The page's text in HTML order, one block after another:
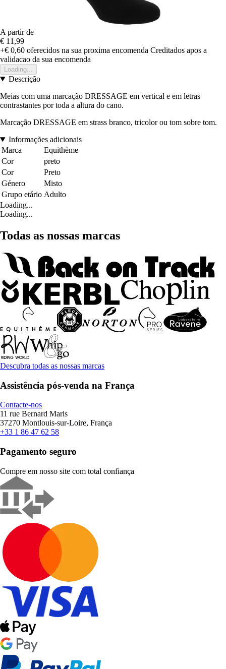
A partir de
€ 11,99
+€ 0,60 oferecidos na sua proxima encomenda Creditados apos a
validacao da sua encomenda
Loading...
Descrição
Meias com uma marcação DRESSAGE em vertical e em letras
contrastantes por toda a altura do cano.
Marcação DRESSAGE em strass branco, tricolor ou tom sobre tom.
Informações adicionais
Marca
Equithème
Cor
preto
Cor
Preto
Género
Misto
Grupo etário Adulto
Loading...
Loading...
Todas as nossas marcas
Descubra todas as nossas marcas
Assistência pós-venda na França
Contacte-nos
11 rue Bernard Maris
37270 Montlouis-sur-Loire, França
+33 1 86 47 62 58
Pagamento seguro
Compre em nosso site com total confiança